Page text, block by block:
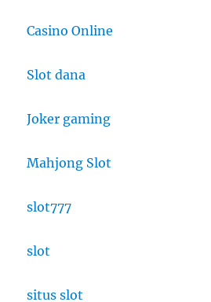
Casino Online
Slot dana
Joker gaming
Mahjong Slot
slot777
slot
situs slot